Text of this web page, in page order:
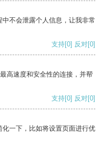
不会泄露个人信息，让我非常
支持[0] 反对[0]
高速度和安全性的连接，并帮
支持[0] 反对[0]
一下，比如将设置页面进行优